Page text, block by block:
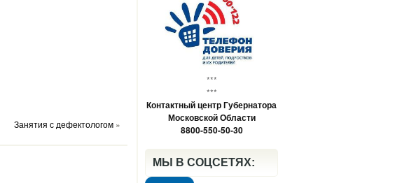
Занятия с дефектологом »
***
***
Контактный центр Губернатора
Московской Области
8800-550-50-30
МЫ В СОЦСЕТЯХ: